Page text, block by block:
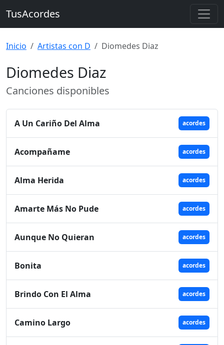
TusAcordes
Inicio Artistas con D Diomedes Diaz
Diomedes Diaz
Canciones disponibles
A Un Cariño Del Alma acordes
Acompañame acordes
Alma Herida acordes
Amarte Más No Pude acordes
Aunque No Quieran acordes
Bonita acordes
Brindo Con El Alma acordes
Camino Largo acordes